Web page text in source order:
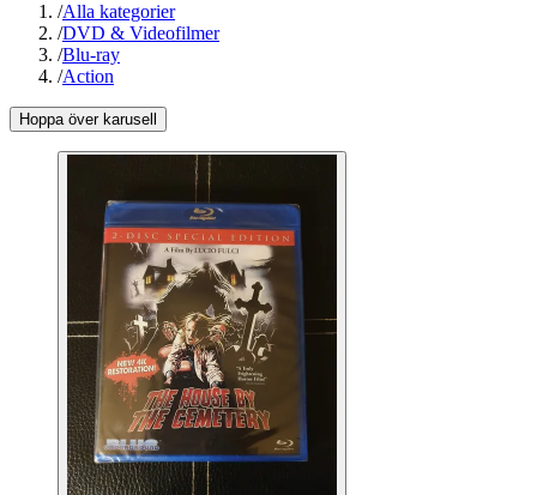
/Alla kategorier
/DVD & Videofilmer
/Blu-ray
/Action
Hoppa över karusell